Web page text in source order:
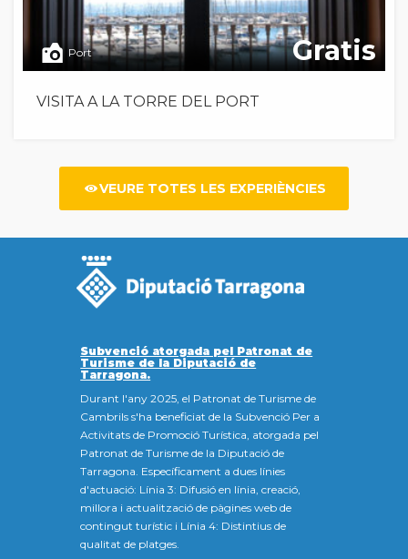
Port Gratis
VISITA A LA TORRE DEL PORT
VEURE TOTES LES EXPERIÈNCIES
Subvenció atorgada pel Patronat de
Turisme de la Diputació de
Tarragona.
Durant l'any 2025, el Patronat de Turisme de
Cambrils s'ha beneficiat de la Subvenció Per a
Activitats de Promoció Turística, atorgada pel
Patronat de Turisme de la Diputació de
Tarragona. Específicament a dues línies
d'actuació: Línia 3: Difusió en línia, creació,
millora i actualització de pàgines web de
contingut turístic i Línia 4: Distintius de
qualitat de platges.